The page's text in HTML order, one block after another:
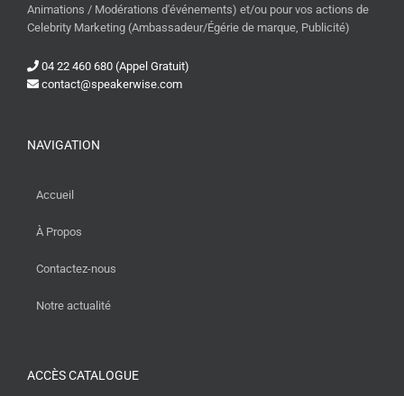
Animations / Modérations d'événements) et/ou pour vos actions de
Celebrity Marketing (Ambassadeur/Égérie de marque, Publicité)
04 22 460 680 (Appel Gratuit)
contact@speakerwise.com
NAVIGATION
Accueil
À Propos
Contactez-nous
Notre actualité
ACCÈS CATALOGUE